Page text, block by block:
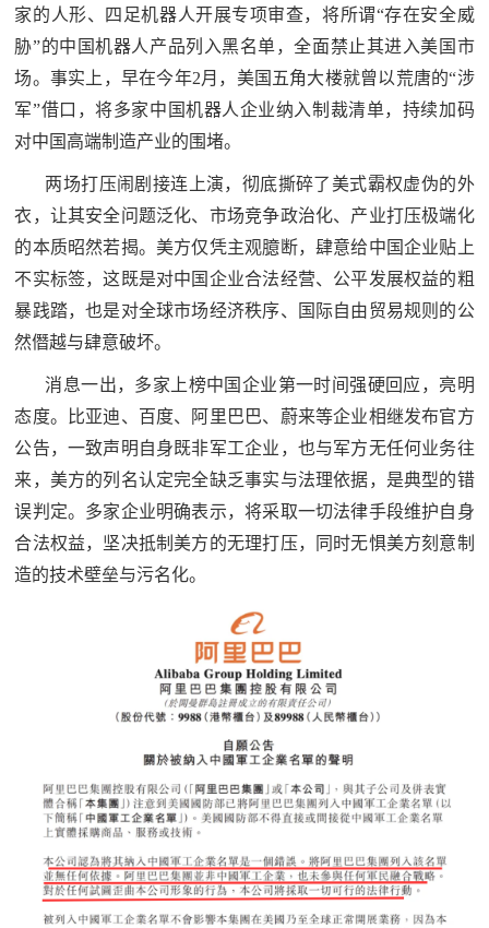
兵
防
动
员
国
防
动
员
民
防
空
国
防
智
国
防
英
雄
范
英
范
退
役
军
人
风
家的人形、四足机器人开展专项审查，将所谓“存在安全威
胁”的中国机器人产品列入黑名单，全面禁止其进入美国市
场。事实上，早在今年2月，美国五角大楼就曾以荒唐的“涉
军”借口，将多家中国机器人企业纳入制裁清单，持续加码
对中国高端制造产业的围堵。
两场打压闹剧接连上演，彻底撕碎了美式霸权虚伪的外
衣，让其安全问题泛化、市场竞争政治化、产业打压极端化
的本质昭然若揭。美方仅凭主观臆断，肆意给中国企业贴上
不实标签，这既是对中国企业合法经营、公平发展权益的粗
暴践踏，也是对全球市场经济秩序、国际自由贸易规则的公
然僭越与肆意破坏。
消息一出，多家上榜中国企业第一时间强硬回应，亮明
态度。比亚迪、百度、阿里巴巴、蔚来等企业相继发布官方
公告，一致声明自身既非军工企业，也与军方无任何业务往
来，美方的列名认定完全缺乏事实与法理依据，是典型的错
误判定。多家企业明确表示，将采取一切法律手段维护自身
合法权益，坚决抵制美方的无理打压，同时无惧美方刻意制
造的技术壁垒与污名化。